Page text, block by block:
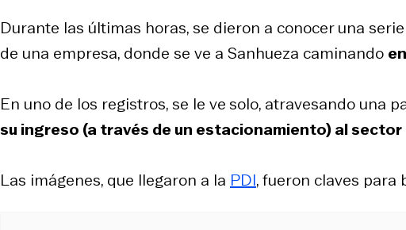
Durante las últimas horas, se dieron a conocer una
de una empresa, donde se ve a Sanhueza caminando
En uno de los registros, se le vesolo, atravesando una
su ingreso (a través de un estacionamiento) al sector
Las imágenes, que llegaron a la PDI, fueron claves para